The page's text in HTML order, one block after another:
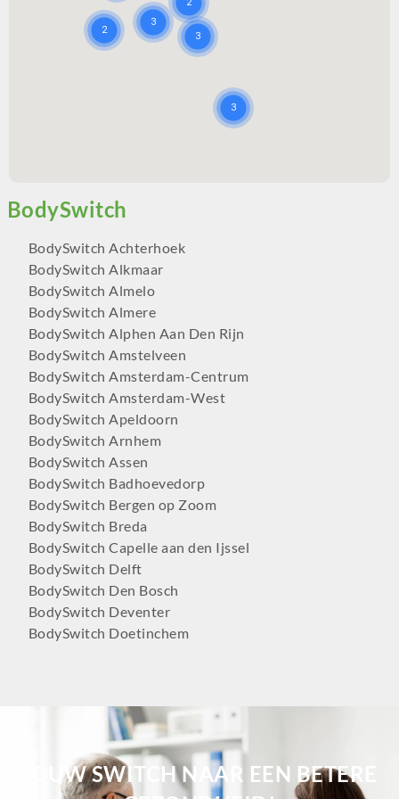
BodySwitch Achterhoek
BodySwitch Alkmaar
BodySwitch Almelo
BodySwitch Almere
BodySwitch Alphen Aan Den Rijn
BodySwitch Amstelveen
BodySwitch Amsterdam-Centrum
BodySwitch Amsterdam-West
BodySwitch Apeldoorn
BodySwitch Arnhem
BodySwitch Assen
BodySwitch Badhoevedorp
BodySwitch Bergen op Zoom
BodySwitch Breda
BodySwitch Capelle aan den Ijssel
BodySwitch Delft
BodySwitch Den Bosch
BodySwitch Deventer
BodySwitch Doetinchem
BodySwitch Emmen
BodySwitch Enschede
BodySwitch Gilze-Rijen
BodySwitch Goeree-Overflakkee
JOUW SWITCH NAAR EEN BETERE